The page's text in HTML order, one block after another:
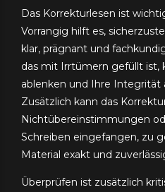
Das Korrekturlesen ist
Vorrangig hilft es,
klar, prägnant und
das mit Irrtümern gefüllt ist,
ablenken und Ihre Integrität
Zusätzlich kann das
Nichtübereinstimmungen
Schreiben eingefangen, zu
Material exakt und
Überprüfen ist zusätzlich